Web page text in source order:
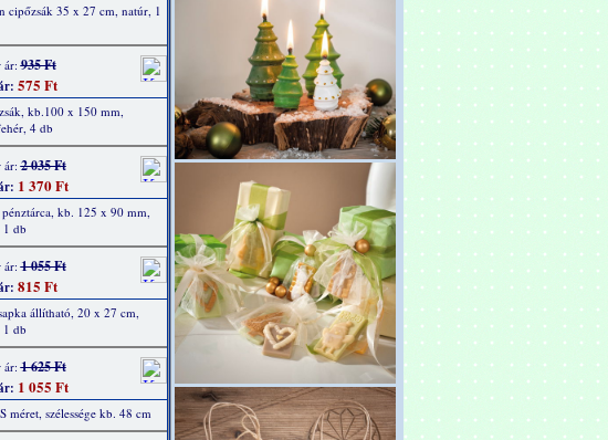
cipőzsák 35 x 27 cm, natúr, 1
ár:935 Ft
575 Ft
kb.100 x 150 mm,
4 db
ár:2 035 Ft
1 370 Ft
kb. 125 x 90 mm,
1 db
ár:1 055 Ft
815 Ft
állítható, 20 x 27 cm,
1 db
ár:1 625 Ft
1 055 Ft
méret, szélessége kb. 48 cm